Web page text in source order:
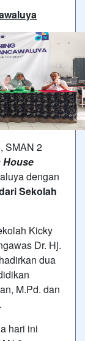
SMAN 2
House
dengan
Sekolah
Kicky
Dr. Hj.
dua
M.Pd. dan
hari ini